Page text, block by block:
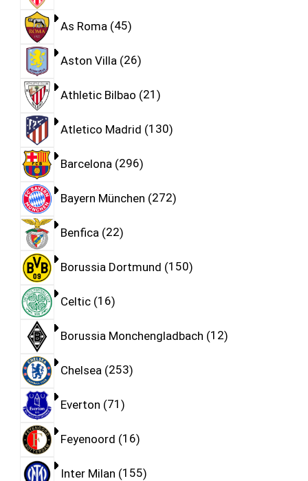
As Roma 45
Aston Villa 26
Athletic Bilbao 21
Atletico Madrid 130
Barcelona 296
Bayern München 272
Benfica 22
Borussia Dortmund 150
Celtic 16
Borussia Monchengladbach 12
Chelsea 253
Everton 71
Feyenoord 16
Inter Milan 155